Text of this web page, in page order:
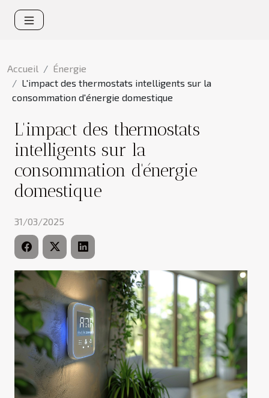
Accueil
Énergie
L'impact des thermostats intelligents sur la
consommation d'énergie domestique
L'impact des thermostats
intelligents sur la
consommation d'énergie
domestique
31/03/2025